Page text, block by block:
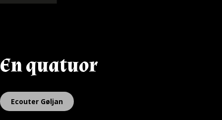
En quatuor
Ecouter Gøljan